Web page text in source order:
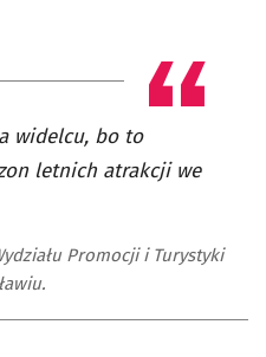
widelcu, bo to
letnich atrakcji we
Promocji i Turystyki